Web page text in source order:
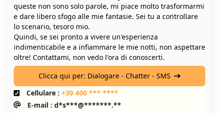
queste non sono solo parole, mi piace molto trasformarmi
e dare libero sfogo alle mie fantasie. Sei tu a controllare
lo scenario, tesoro mio.
Quindi, se sei pronto a vivere un'esperienza
indimenticabile e a infiammare le mie notti, non aspettare
oltre! Contattami, non vedo l'ora di conoscerti.
Clicca qui per: Dialogare - Chatter - SMS
Cellulare : +39 400 *** ****
E-mail : d*s***@*******.**